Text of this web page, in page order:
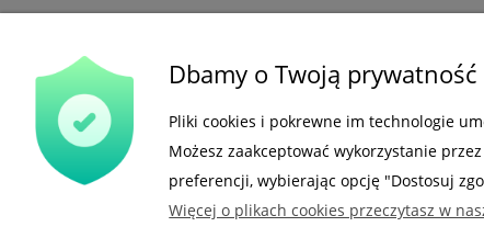
Gdzie nas możesz znaleźć
Dbamy o Twoją prywatność
Pliki cookies i pokrewne im technologie
Możesz zaakceptować wykorzystanie
preferencji, wybierając opcję "Dostosuj
Więcej o plikach cookies przeczytasz w